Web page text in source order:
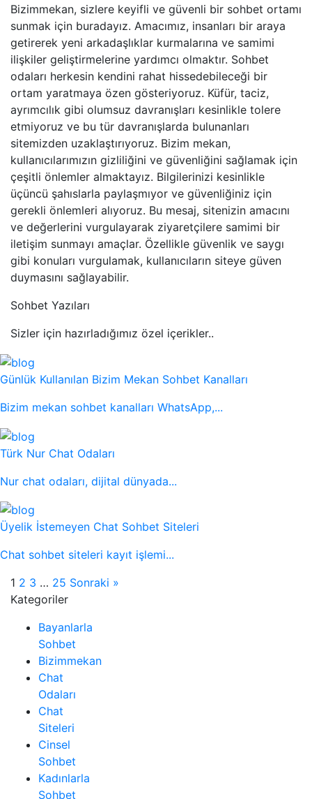
Bizimmekan, sizlere keyifli ve güvenli bir sohbet ortamı
sunmak için buradayız. Amacımız, insanları bir araya
getirerek yeni arkadaşlıklar kurmalarına ve samimi
ilişkiler geliştirmelerine yardımcı olmaktır. Sohbet
odaları herkesin kendini rahat hissedebileceği bir
ortam yaratmaya özen gösteriyoruz. Küfür, taciz,
ayrımcılık gibi olumsuz davranışları kesinlikle tolere
etmiyoruz ve bu tür davranışlarda bulunanları
sitemizden uzaklaştırıyoruz. Bizim mekan,
kullanıcılarımızın gizliliğini ve güvenliğini sağlamak için
çeşitli önlemler almaktayız. Bilgilerinizi kesinlikle
üçüncü şahıslarla paylaşmıyor ve güvenliğiniz için
gerekli önlemleri alıyoruz. Bu mesaj, sitenizin amacını
ve değerlerini vurgulayarak ziyaretçilere samimi bir
iletişim sunmayı amaçlar. Özellikle güvenlik ve saygı
gibi konuları vurgulamak, kullanıcıların siteye güven
duymasını sağlayabilir.
Sohbet Yazıları
Sizler için hazırladığımız özel içerikler..
Günlük Kullanılan Bizim Mekan Sohbet Kanalları
Bizim mekan sohbet kanalları WhatsApp,...
Türk Nur Chat Odaları
Nur chat odaları, dijital dünyada...
Üyelik İstemeyen Chat Sohbet Siteleri
Chat sohbet siteleri kayıt işlemi...
1 2 3 … 25 Sonraki »
Kategoriler
Bayanlarla
Sohbet
Bizimmekan
Chat
Odaları
Chat
Siteleri
Cinsel
Sohbet
Kadınlarla
Sohbet